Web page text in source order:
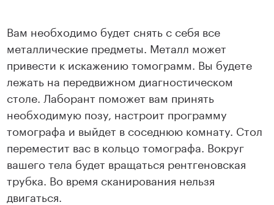
Вам необходимо будет снять с себя все
металлические предметы. Металл может
привести к искажению томограмм. Вы будете
лежать на передвижном диагностическом
столе. Лаборант поможет вам принять
необходимую позу, настроит программу
томографа и выйдет в соседнюю комнату. Стол
переместит вас в кольцо томографа. Вокруг
вашего тела будет вращаться рентгеновская
трубка. Во время сканирования нельзя
двигаться.